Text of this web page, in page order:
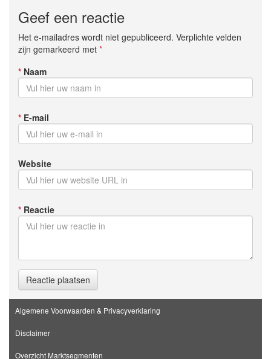
Geef een reactie
Het e-mailadres wordt niet gepubliceerd. Verplichte velden
zijn gemarkeerd met *
* Naam
* E-mail
Website
* Reactie
Reactie plaatsen
Algemene Voorwaarden & Privacyverklaring
Disclaimer
Overzicht Marktsegmenten